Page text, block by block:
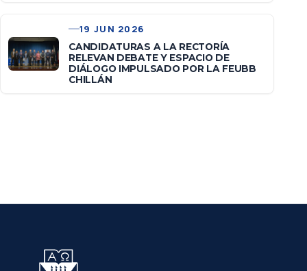
19 JUN 2026
CANDIDATURAS A LA RECTORÍA
RELEVAN DEBATE Y ESPACIO DE
DIÁLOGO IMPULSADO POR LA FEUBB
CHILLÁN